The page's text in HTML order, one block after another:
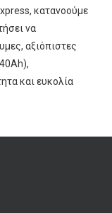
κατανοούμε
να
αξιόπιστες
και ευκολία